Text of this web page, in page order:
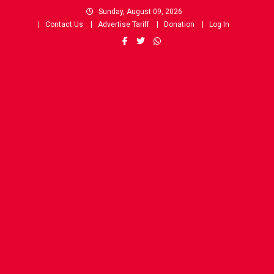
Sunday, August 09, 2026
Contact Us
Advertise Tariff Donation Log In